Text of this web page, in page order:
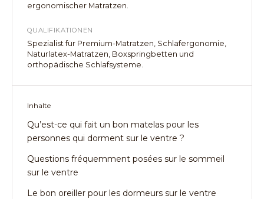
ergonomischer Matratzen.
QUALIFIKATIONEN
Spezialist für Premium-Matratzen, Schlafergonomie,
Naturlatex-Matratzen, Boxspringbetten und
orthopädische Schlafsysteme.
Inhalte
Qu’est-ce qui fait un bon matelas pour les
personnes qui dorment sur le ventre ?
Questions fréquemment posées sur le sommeil
sur le ventre
Le bon oreiller pour les dormeurs sur le ventre